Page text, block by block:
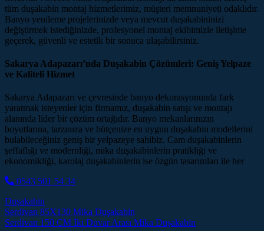
tüm duşakabin montaj hizmetlerimiz, müşteri memnuniyeti odaklıdır.
Banyo yenileme projelerinizde veya mevcut duşakabininizi
değiştirmek istediğinizde, profesyonel montaj ekibimizle iletişime
geçerek, güvenli ve estetik bir sonuca ulaşabilirsiniz.
Sakarya Adapazarı’nda Duşakabin Çözümleri: Geniş Yelpaze
ve Kaliteli Hizmet
Sakarya Adapazarı ve çevresinde banyo dekorasyonunda fark
yaratmak isteyenler için firmamız, duşakabin satışı ve montajı
alanında lider bir çözüm ortağıdır. Banyo mekanlarınızın
boyutlarına, tarzınıza ve bütçenize en uygun duşakabin modellerini
bulabileceğiniz geniş bir yelpazeye sahibiz. Cam duşakabinlerin
şeffaflığı ve modernliği, mika duşakabinlerin pratikliği ve
ekonomikliği, karolaj duşakabinlerin ise özgün tasarımları ile her
0543 501 54 34
Duşakabin
Post navigation
Serdivan 85X130 Mika Duşakabin
Serdivan 150 CM İki Duvar Arası Mika Duşakabin